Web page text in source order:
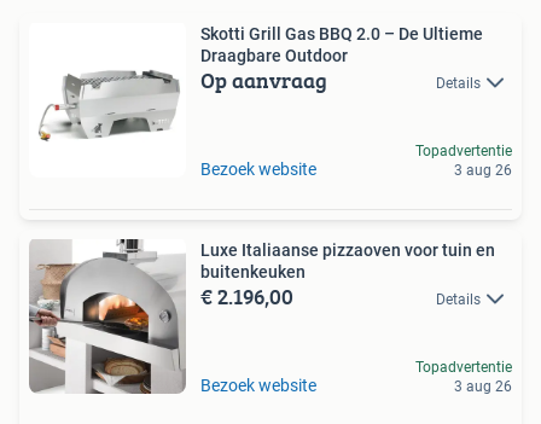
Skotti Grill Gas BBQ 2.0 – De Ultieme
Draagbare Outdoor
Op aanvraag Details
Bezoek website
Topadvertentie
3 aug 26
Luxe Italiaanse pizzaoven voor tuin en
buitenkeuken
€ 2.196,00 Details
Bezoek website
Topadvertentie
3 aug 26